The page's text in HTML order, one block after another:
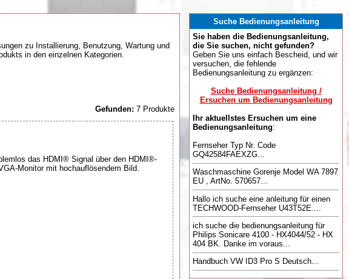
zu Installierung, Benutzung, Wartung und
in den einzelnen Kategorien.
Gefunden: 7 Produkte
das HDMI® Signal über den HDMI®-
Monitor mit hochauflösendem Bild.
Suche Bedienungsanleitung
Sie haben die Bedienungsanleitung,
die Sie suchen, nicht gefunden?
Geben Sie uns einfach Bescheid, und wir
versuchen, die fehlende
Bedienungsanleitung zu ergänzen:
Suche Bedienungsanleitung /
Ersuchen um Bedienungsanleitung
Ihr aktuellstes Ersuchen um eine
Bedienungsanleitung:
Fernseher Typ Nr. Code
GQ42584FAEXZG...
Waschmaschine Gorenje Model WA 7897
EU , ArtNo. 570657...
Hallo ich suche eine anleitung für einen
TECHWOOD-Fernseher U43T52E....
ich suche die bedienungsanleitung für
Philips Sonicare 4100 - HX4044/52 - HX
404 BK. Danke im voraus...
Handbuch VW ID3 Pro S Deutsch...